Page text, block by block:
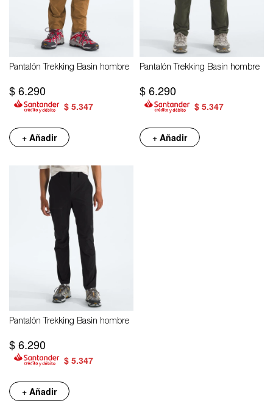
Pantalón Trekking Basin hombre
$6.290
$ 5.347
+ Añadir
Pantalón Trekking Basin hombre
$6.290
$ 5.347
+ Añadir
Pantalón Trekking Basin hombre
$6.290
$ 5.347
+ Añadir